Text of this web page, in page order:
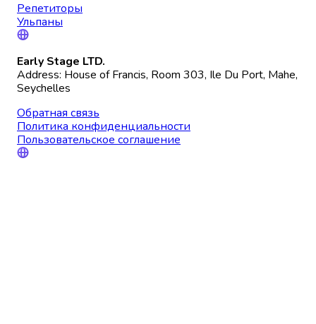
Репетиторы
Ульпаны
Early Stage LTD.
Address: House of Francis, Room 303, Ile Du Port, Mahe,
Seychelles
Обратная связь
Политика конфиденциальности
Пользовательское соглашение